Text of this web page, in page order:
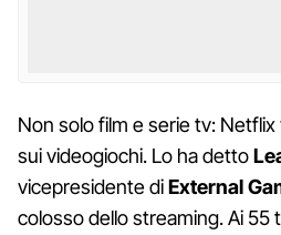
Non solo film e serie tv:
sui videogiochi. Lo ha detto
vicepresidente diExternal
colosso dello streaming. Ai 55